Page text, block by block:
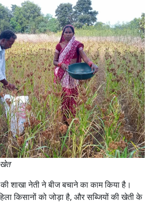
खेत
शाखा नेती ने बीज बचाने का काम किया है।
किसानों को जोड़ा है, और सब्जियों की खेती के